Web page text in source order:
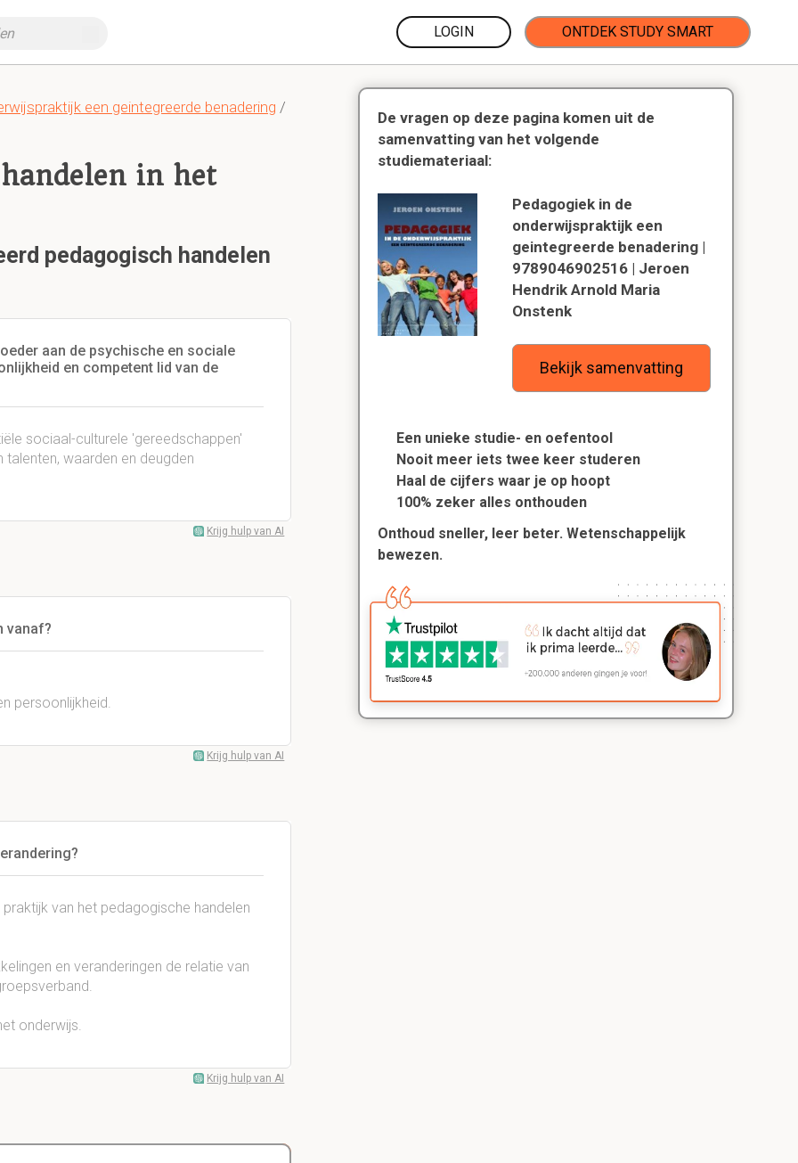
LOGIN ONTDEK STUDY SMART
een geintegreerde benadering /
handelen in het
pedagogisch handelen
aan de psychische en sociale
en competent lid van de
sociaal-culturele 'gereedschappen'
waarden en deugden
Krijg hulp van AI
vanaf?
persoonlijkheid.
Krijg hulp van AI
van het pedagogische handelen
en veranderingen de relatie van
onderwijs.
Krijg hulp van AI
De vragen op deze pagina komen uit de
samenvatting van het volgende
studiemateriaal:
Pedagogiek in de
onderwijspraktijk een
geintegreerde benadering |
9789046902516 | Jeroen
Hendrik Arnold Maria
Onstenk
Bekijk samenvatting
Een unieke studie- en oefentool
Nooit meer iets twee keer studeren
Haal de cijfers waar je op hoopt
100% zeker alles onthouden
Onthoud sneller, leer beter. Wetenschappelijk
bewezen.